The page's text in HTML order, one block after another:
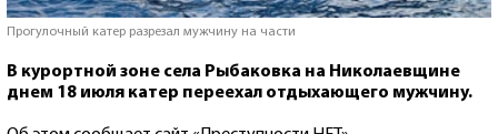
Прогулочный катер разрезал мужчину на части
В курортной зоне села Рыбаковка на Николаевщине
днем 18 июля катер переехал отдыхающего мужчину.